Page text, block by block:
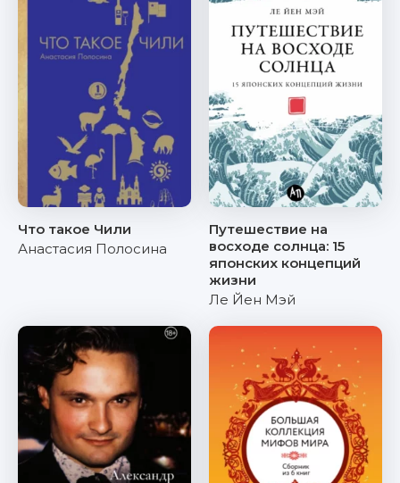
Что такое Чили
Анастасия Полосина
Путешествие на
восходе солнца: 15
японских концепций
жизни
Ле Йен Мэй